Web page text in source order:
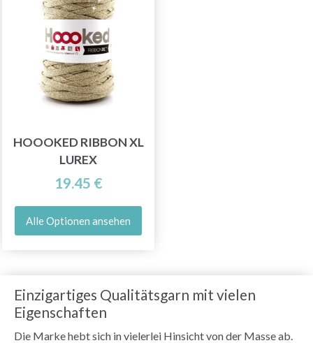
HOOOKED RIBBON XL
LUREX
19.45 €
Alle Optionen ansehen
Einzigartiges Qualitätsgarn mit vielen
Eigenschaften
Die Marke hebt sich in vielerlei Hinsicht von der Masse ab.